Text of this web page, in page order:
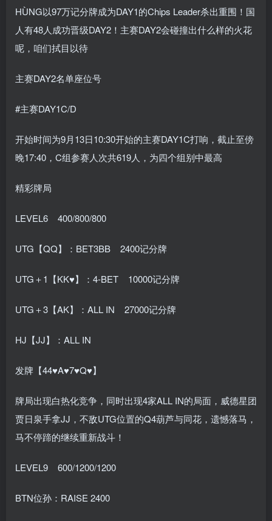
HÙNG以97万记分牌成为DAY1的Chips Leader杀出重围！国
人有48人成功晋级DAY2！主赛DAY2会碰撞出什么样的火花
呢，咱们拭目以待
主赛DAY2名单座位号
#主赛DAY1C/D
开始时间为9月13日10:30开始的主赛DAY1C打响，截止至傍
晚17:40，C组参赛人次共619人，为四个组别中最高
精彩牌局
LEVEL6 400/800/800
UTG【QQ】：BET3BB 2400记分牌
UTG＋1【KK♥】：4-BET 10000记分牌
UTG＋3【AK】：ALL IN 27000记分牌
HJ【JJ】：ALL IN
发牌【44♥A♥7♥Q♥】
牌局出现白热化竞争，同时出现4家ALL IN的局面，威德星团
贾日泉手拿JJ，不敌UTG位置的Q4葫芦与同花，遗憾落马，
马不停蹄的继续重新战斗！
LEVEL9 600/1200/1200
BTN位孙：RAISE 2400